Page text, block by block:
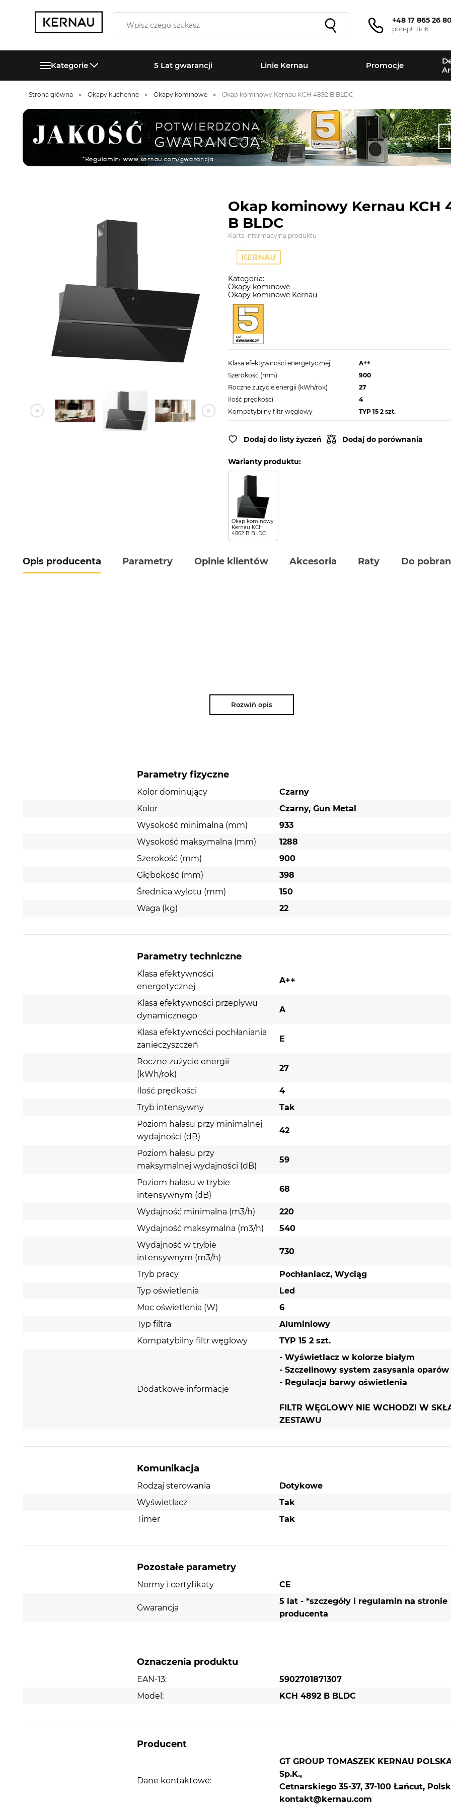
+48 17 865 26
pon-pt: 8-16
Kategorie 5 Lat gwarancji Linie Kernau Promocje
Strona główna Okapy kuchenne Okapy kominowe Okap kominowy Kernau KCH 4892 B BLDC
Okap kominowy Kernau KCH
B BLDC
Karta informacyjna produktu
Kategoria:
Okapy kominowe
Okapy kominowe Kernau
Klasa efektywności energetycznej
A++
Szerokość (mm)
900
Roczne zużycie energii (kWh/rok)
27
Ilość prędkości
4
Kompatybilny filtr węglowy
TYP 15 2 szt.
Dodaj do listy życzeń Dodaj do porównania
Warianty produktu:
Okap kominowy
Kernau KCH
4862 B BLDC
Opis producenta Parametry Opinie klientów Akcesoria Raty Do
Rozwiń opis
Parametry fizyczne
Kolor dominujący
Czarny
Kolor
Czarny, Gun Metal
Wysokość minimalna (mm)
933
Wysokość maksymalna (mm)
1288
Szerokość (mm)
900
Głębokość (mm)
398
Średnica wylotu (mm)
150
Waga (kg)
22
Parametry techniczne
Klasa efektywności
energetycznej
A++
Klasa efektywności przepływu
dynamicznego
A
Klasa efektywności pochłaniania
zanieczyszczeń
E
Roczne zużycie energii
(kWh/rok)
27
Ilość prędkości
4
Tryb intensywny
Tak
Poziom hałasu przy minimalnej
wydajności (dB)
42
Poziom hałasu przy
maksymalnej wydajności (dB)
59
Poziom hałasu w trybie
intensywnym (dB)
68
Wydajność minimalna (m3/h)
220
Wydajność maksymalna (m3/h)
540
Wydajność w trybie
intensywnym (m3/h)
730
Tryb pracy
Pochłaniacz, Wyciąg
Typ oświetlenia
Led
Moc oświetlenia (W)
6
Typ filtra
Aluminiowy
Kompatybilny filtr węglowy
TYP 15 2 szt.
Dodatkowe informacje
- Wyświetlacz w kolorze białym
- Szczelinowy system zasysania oparów
- Regulacja barwy oświetlenia
FILTR WĘGLOWY NIE WCHODZI W
ZESTAWU
Komunikacja
Rodzaj sterowania
Dotykowe
Wyświetlacz
Tak
Timer
Tak
Pozostałe parametry
Normy i certyfikaty CE
Gwarancja
5 lat - *szczegóły i regulamin na stronie
producenta
Oznaczenia produktu
EAN-13:
5902701871307
Model:
KCH 4892 B BLDC
Producent
Dane kontaktowe:
GT GROUP TOMASZEK KERNAU
Sp.K.,
Cetnarskiego 35-37, 37-100 Łańcut,
kontakt@kernau.com